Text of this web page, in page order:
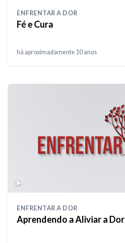
ENFRENTAR A DOR
Fé e Cura
há aproximadamente 10 anos
ENFRENTAR A DOR
Aprendendo a Aliviar a Dor